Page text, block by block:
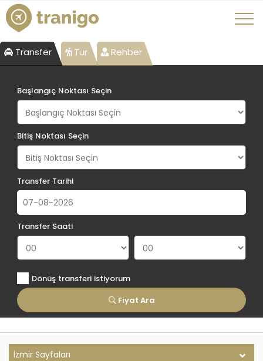
Transfer Tur Rehber
Başlangıç Noktası Seçin
Bitiş Noktası Seçin
Transfer Tarihi
Transfer Saati
Fiyat Ara
Dönüş transferi istiyorum
İzmir Sayfaları